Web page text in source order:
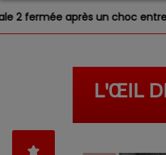
après un choc entre
L'ŒIL